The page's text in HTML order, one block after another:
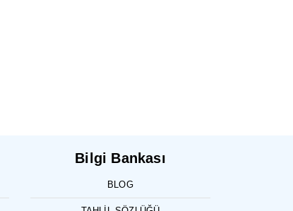
Bilgi Bankası
BLOG